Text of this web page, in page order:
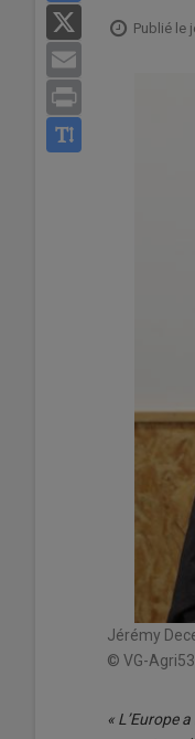
Publié le
Jérémy
© VG-Agri53
« L’Europe